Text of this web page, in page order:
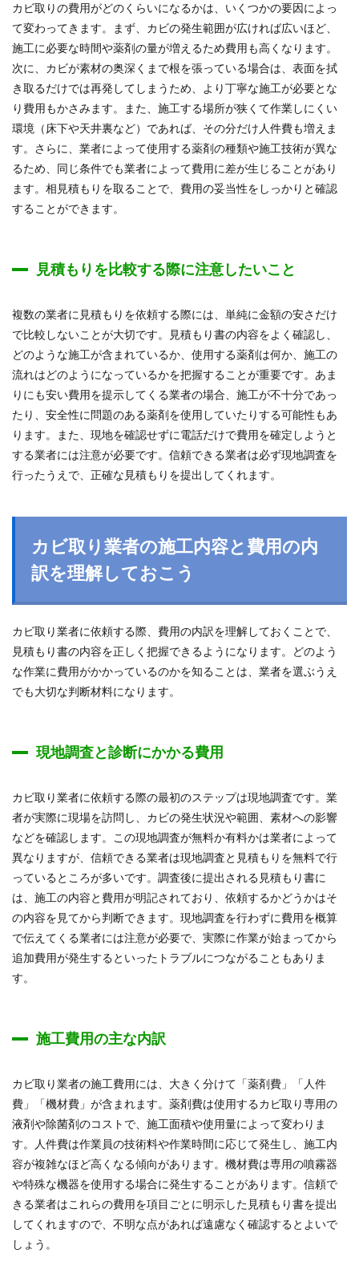
カビ取りの費用がどのくらいになるかは、いくつかの要因によっ
て変わってきます。まず、カビの発生範囲が広ければ広いほど、
施工に必要な時間や薬剤の量が増えるため費用も高くなります。
次に、カビが素材の奥深くまで根を張っている場合は、表面を拭
き取るだけでは再発してしまうため、より丁寧な施工が必要とな
り費用もかさみます。また、施工する場所が狭くて作業しにくい
環境（床下や天井裏など）であれば、その分だけ人件費も増えま
す。さらに、業者によって使用する薬剤の種類や施工技術が異な
るため、同じ条件でも業者によって費用に差が生じることがあり
ます。相見積もりを取ることで、費用の妥当性をしっかりと確認
することができます。
見積もりを比較する際に注意したいこと
複数の業者に見積もりを依頼する際には、単純に金額の安さだけ
で比較しないことが大切です。見積もり書の内容をよく確認し、
どのような施工が含まれているか、使用する薬剤は何か、施工の
流れはどのようになっているかを把握することが重要です。あま
りにも安い費用を提示してくる業者の場合、施工が不十分であっ
たり、安全性に問題のある薬剤を使用していたりする可能性もあ
ります。また、現地を確認せずに電話だけで費用を確定しようと
する業者には注意が必要です。信頼できる業者は必ず現地調査を
行ったうえで、正確な見積もりを提出してくれます。
カビ取り業者の施工内容と費用の内
訳を理解しておこう
カビ取り業者に依頼する際、費用の内訳を理解しておくことで、
見積もり書の内容を正しく把握できるようになります。どのよう
な作業に費用がかかっているのかを知ることは、業者を選ぶうえ
でも大切な判断材料になります。
現地調査と診断にかかる費用
カビ取り業者に依頼する際の最初のステップは現地調査です。業
者が実際に現場を訪問し、カビの発生状況や範囲、素材への影響
などを確認します。この現地調査が無料か有料かは業者によって
異なりますが、信頼できる業者は現地調査と見積もりを無料で行
っているところが多いです。調査後に提出される見積もり書に
は、施工の内容と費用が明記されており、依頼するかどうかはそ
の内容を見てから判断できます。現地調査を行わずに費用を概算
で伝えてくる業者には注意が必要で、実際に作業が始まってから
追加費用が発生するといったトラブルにつながることもありま
す。
施工費用の主な内訳
カビ取り業者の施工費用には、大きく分けて「薬剤費」「人件
費」「機材費」が含まれます。薬剤費は使用するカビ取り専用の
液剤や除菌剤のコストで、施工面積や使用量によって変わりま
す。人件費は作業員の技術料や作業時間に応じて発生し、施工内
容が複雑なほど高くなる傾向があります。機材費は専用の噴霧器
や特殊な機器を使用する場合に発生することがあります。信頼で
きる業者はこれらの費用を項目ごとに明示した見積もり書を提出
してくれますので、不明な点があれば遠慮なく確認するとよいで
しょう。